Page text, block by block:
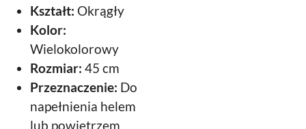
Kształt: Okrągły
Kolor:
Wielokolorowy
Rozmiar: 45 cm
Przeznaczenie: Do
napełnienia helem
lub powietrzem